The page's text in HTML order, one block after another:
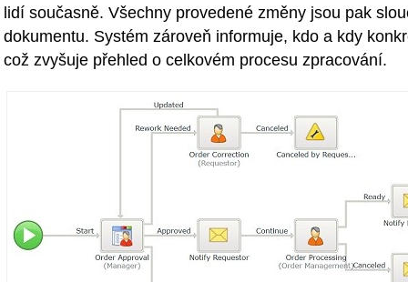
lidí současně. Všechny provedené změny jsou pak
dokumentu. Systém zároveň informuje, kdo a kdy
což zvyšuje přehled o celkovém procesu zpracování.